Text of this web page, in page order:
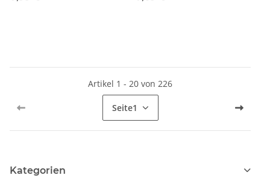
Artikel 1 - 20 von 226
Seite1
Kategorien